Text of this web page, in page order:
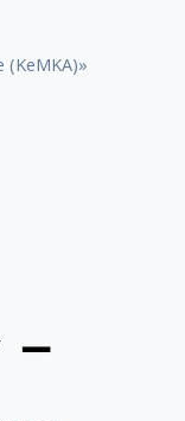
(KeMKA)»